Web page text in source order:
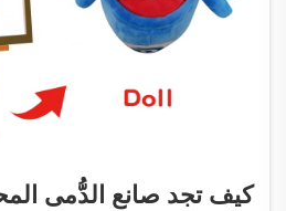
كيف تجد صانع الدُّمى